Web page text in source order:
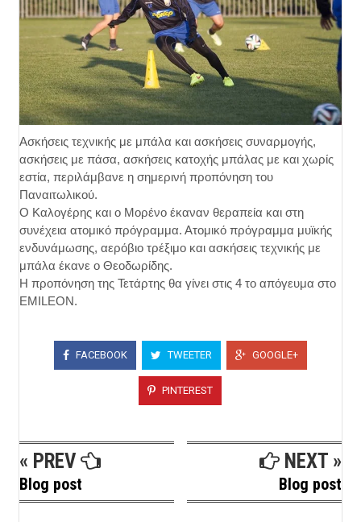
Ασκήσεις τεχνικής με μπάλα και ασκήσεις συναρμογής,
ασκήσεις με πάσα, ασκήσεις κατοχής μπάλας με και χωρίς
εστία, περιλάμβανε η σημερινή προπόνηση του
Παναιτωλικού.
Ο Καλογέρης και ο Μορένο έκαναν θεραπεία και στη
συνέχεια ατομικό πρόγραμμα. Ατομικό πρόγραμμα μυϊκής
ενδυνάμωσης, αερόβιο τρέξιμο και ασκήσεις τεχνικής με
μπάλα έκανε ο Θεοδωρίδης.
Η προπόνηση της Τετάρτης θα γίνει στις 4 το απόγευμα στο
EMILEON.
FACEBOOK TWEETER GOOGLE+
PINTEREST
« PREV
Blog post
NEXT »
Blog post